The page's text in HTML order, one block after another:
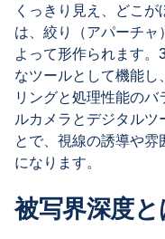
くっきり見え、どこ
は、絞り（アパーチ
よって形作られます
なツールとして機能
リングと処理性能の
ルカメラとデジタルツ
とで、視線の誘導や
になります。
被写界深度